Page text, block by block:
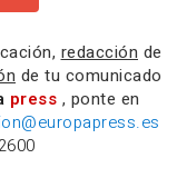
redacción de
de tu comunicado
press , ponte en